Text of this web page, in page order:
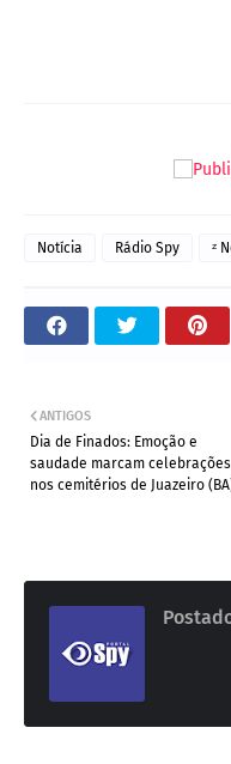
Notícia Rádio Spy ᶻ
ANTIGOS
Dia de Finados: Emoção e
saudade marcam celebrações
nos cemitérios de Juazeiro